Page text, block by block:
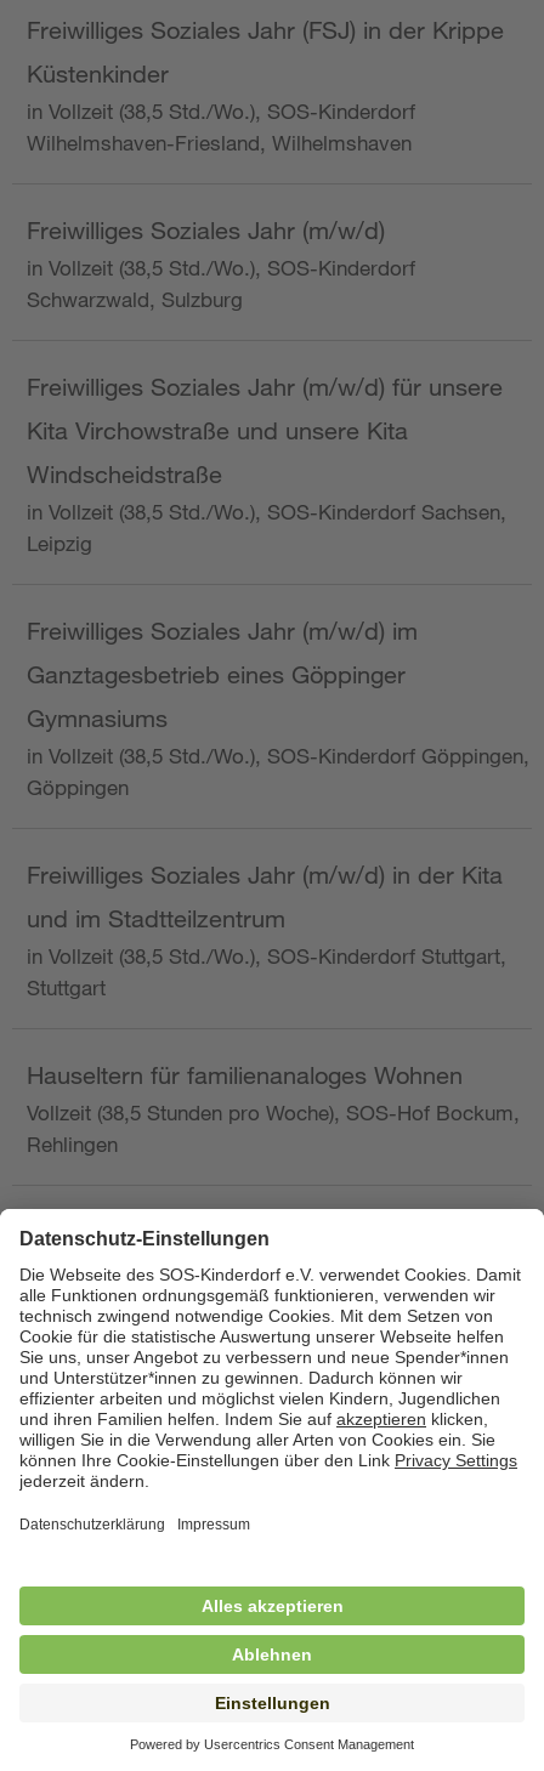
Freiwilliges Soziales Jahr (FSJ) in der Krippe
Küstenkinder
in Vollzeit (38,5 Std./Wo.), SOS-Kinderdorf
Wilhelmshaven-Friesland, Wilhelmshaven
Freiwilliges Soziales Jahr (m/w/d)
in Vollzeit (38,5 Std./Wo.), SOS-Kinderdorf
Schwarzwald, Sulzburg
Freiwilliges Soziales Jahr (m/w/d) für unsere
Kita Virchowstraße und unsere Kita
Windscheidstraße
in Vollzeit (38,5 Std./Wo.), SOS-Kinderdorf Sachsen,
Leipzig
Freiwilliges Soziales Jahr (m/w/d) im
Ganztagesbetrieb eines Göppinger
Gymnasiums
in Vollzeit (38,5 Std./Wo.), SOS-Kinderdorf Göppingen,
Göppingen
Freiwilliges Soziales Jahr (m/w/d) in der Kita
und im Stadtteilzentrum
in Vollzeit (38,5 Std./Wo.), SOS-Kinderdorf Stuttgart,
Stuttgart
Hauseltern für familienanaloges Wohnen
Vollzeit (38,5 Stunden pro Woche), SOS-Hof Bockum,
Rehlingen
Hauswirtschafterin / Köchin (m/w/d) als
Ausbilderin (m/w/d) im Bereich
Nahrungszubereitung
in Vollzeit (38,5 Std./Wo.), SOS-Kinderdorf
Saarbrücken, Saarbrücken
Hauswirtschaftskraft (m/w/d)
in Teilzeit (mind. 20 - max. 30 Std./.Wo.), SOS-
Hauswirtschaftskraft (m/w/d)
in unbefristeter Anstellung, Teilzeit (20 Std./Wo.), SOS-
Kinderdorf Dortmund, Hagen